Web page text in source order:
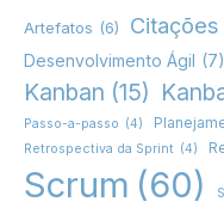
Artefatos (6) Citações
Desenvolvimento Ágil (7)
Kanban (15)
Passo-a-passo (4)
Retrospectiva da Sprint (4)
Scrum (60)